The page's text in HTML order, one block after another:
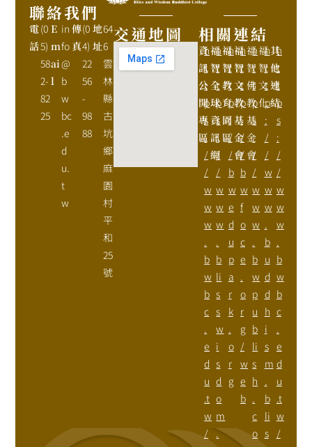
聯絡我們
電
話
(0
5)
58
2-
82
25
E
m
ai
l
in
fo
@
b
w
bc
.e
d
u.
t
w
傳
真
(0
4)
22
56
-
98
88
地
址
64
6
雲
林
縣
古
坑
鄉
麻
園
村
平
和
25
號
交通地圖 相關連結
資
訊
公
開
專
區
h
t
t
p
s
:
/
/
w
w
w
.
b
w
b
c
.
e
d
u
.t
w
/
福
智
全
球
資
訊
網
h
t
t
p
s
:
/
/
w
w
w
.
b
li
s
s
w
i
s
d
o
m
.
福
智
教
育
園
區
h
t
t
p
:
/
/
b
w
e
d
u
p
a
r
k
.
o
r
g
福
智
文
教
基
金
會
h
t
t
p
:
/
/
b
w
f
o
c
e
.
o
r
g
/
w
e
b
福
智
佛
教
基
金
會
h
t
t
p
s
:
/
/
w
w
w
.
b
w
p
u
b
li
s
h
.
c
o
福
智
文
化
h
t
t
p
:
/
/
w
w
w
.
b
u
d
d
h
i
s
m
.
b
li
s
其
他
連
結
h
t
t
p
s
:
/
/
w
w
w
.
b
w
b
c
.
e
d
u
.t
w
/